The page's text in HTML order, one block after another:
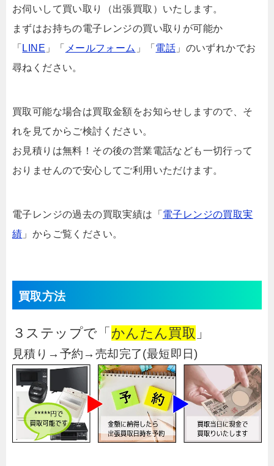
お伺いして買い取り（出張買取）いたします。
まずはお持ちの電子レンジの買い取りが可能か
「 LINE 」「 メールフォーム 」「 電話 」のいずれかでお
尋ねください。
買取可能な場合は買取金額をお知らせしますので、そ
れを見てからご検討ください。
お見積りは無料！その後の営業電話なども一切行って
おりませんので安心してご利用いただけます。
電子レンジの過去の買取実績は「 電子レンジの買取実
績 」からご覧ください。
買取方法
３ステップで「 かんたん買取 」
見積り→予約→売却完了(最短即日)